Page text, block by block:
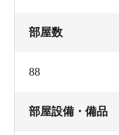
部屋数
88
部屋設備・備品